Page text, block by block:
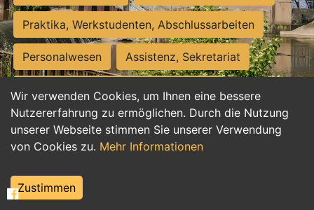
Wir verwenden Cookies, um Ihnen eine bessere
Nutzererfahrung zu ermöglichen. Durch die Nutzung
unserer Webseite stimmen Sie unserer Verwendung
von Cookies zu. Mehr Informationen
Zustimmen
Praktika, Werkstudenten, Abschlussarbeiten
Personalwesen Assistenz, Sekretariat
Hilfskräfte, Aushilfs- und Nebenjobs
Einkauf, Logistik, Materialwirtschaft
Weiterbildung, Studium, duale Ausbildung
Tourismus